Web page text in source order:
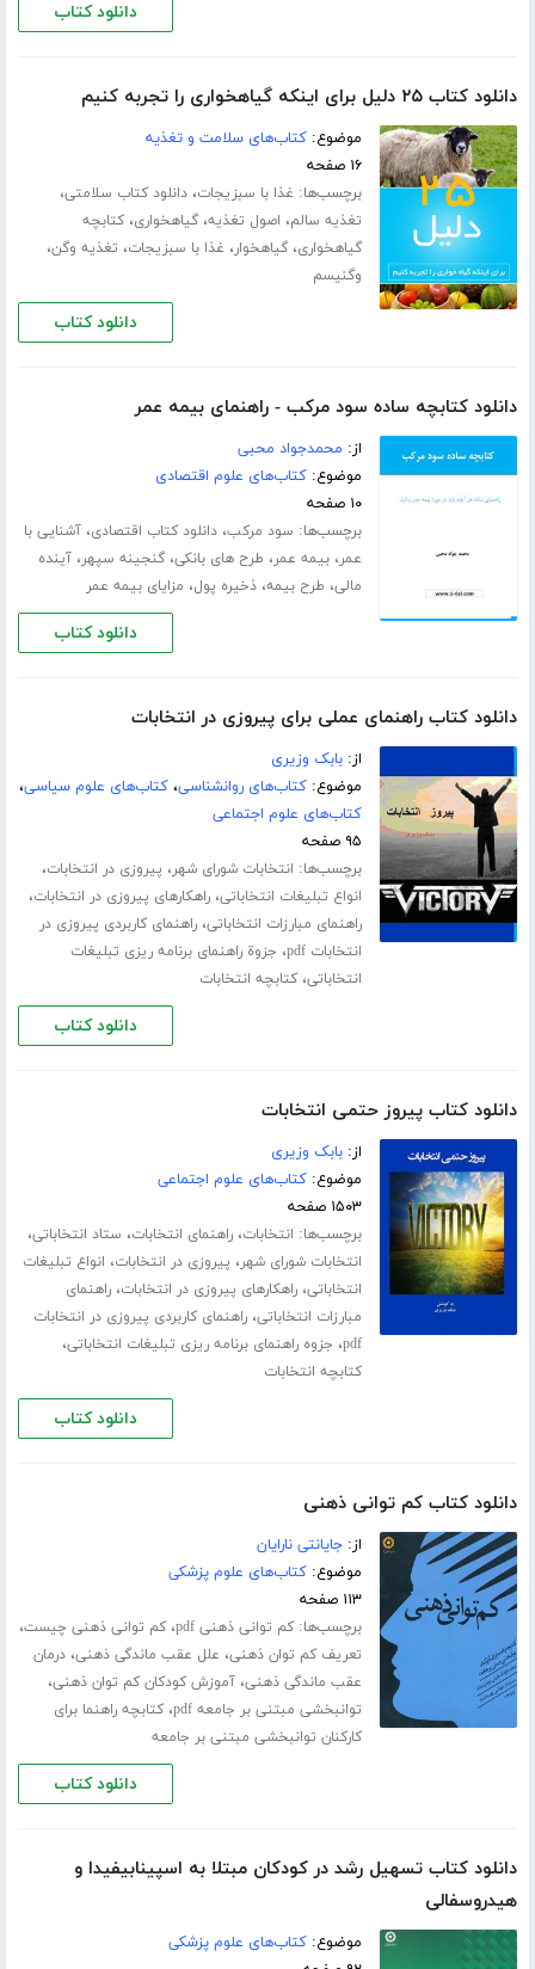
دانلود کتاب
دانلود کتاب ۲۵ دلیل برای اینکه گیاهخواری را تجربه کنیم
موضوع:کتاب‌های سلامت و تغذیه
۱۶ صفحه
برچسب‌ها: غذا با سبزیجات،دانلود کتاب سلامتی،
تغذیه سالم، اصول تغذیه،گیاهخواری،کتابچه
گیاهخواری،گیاهخوار، غذا با سبزیجات، تغذیه وگن،
وگنیسم
دانلود کتاب
دانلود کتابچه ساده سود مرکب - راهنمای بیمه عمر
از: محمدجواد محبی
موضوع:کتاب‌های علوم اقتصادی
۱۰ صفحه
برچسب‌ها: سود مرکب،دانلود کتاب اقتصادی،آشنایی با
عمر،بیمه عمر، طرح های بانکی،گنجینه سپهر،آینده
مالی، طرح بیمه،ذخیره پول، مزایای بیمه عمر
دانلود کتاب
دانلود کتاب راهنمای عملی برای پیروزی در انتخابات
از:بابک وزیری
موضوع:کتاب‌های روانشناسی،کتاب‌های علوم سیاسی،
کتاب‌های علوم اجتماعی
۹۵ صفحه
برچسب‌ها: انتخابات شورای شهر، پیروزی در انتخابات،
انواع تبلیغات انتخاباتی،راهکارهای پیروزی در انتخابات،
راهنمای مبارزات انتخاباتی،راهنمای کاربردی پیروزی در
انتخابات pdf
، جزوة راهنمای برنامه ریزی تبلیغات
انتخاباتی،کتابچه انتخابات
دانلود کتاب
دانلود کتاب پیروز حتمی انتخابات
از:بابک وزیری
موضوع:کتاب‌های علوم اجتماعی
۱۵۰۳ صفحه
برچسب‌ها: انتخابات،راهنمای انتخابات، ستاد انتخاباتی،
انتخابات شورای شهر، پیروزی در انتخابات، انواع تبلیغات
انتخاباتی،راهکارهای پیروزی در انتخابات،راهنمای
مبارزات انتخاباتی،راهنمای کاربردی پیروزی در انتخابات
pdf، جزوه راهنمای برنامه ریزی تبلیغات انتخاباتی،
کتابچه انتخابات
دانلود کتاب
دانلود کتاب کم توانی ذهنی
از:جایانتی نارایان
موضوع:کتاب‌های علوم پزشکی
۱۱۳ صفحه
برچسب‌ها:کم توانی ذهنی pdf ،کم توانی ذهنی چیست،
تعریف کم توان ذهنی، علل عقب ماندگی ذهنی،درمان
عقب ماندگی ذهنی،آموزش کودکان کم توان ذهنی،
توانبخشی مبتنی بر جامعه pdf ،کتابچه راهنما برای
کارکنان توانبخشی مبتنی بر جامعه
دانلود کتاب
دانلود کتاب تسهیل رشد در کودکان مبتلا به اسپینابیفیدا و
هیدروسفالی
موضوع:کتاب‌های علوم پزشکی